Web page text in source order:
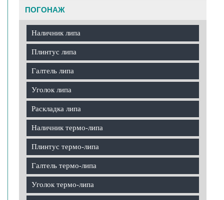
ПОГОНАЖ
Наличник липа
Плинтус липа
Галтель липа
Уголок липа
Раскладка липа
Наличник термо-липа
Плинтус термо-липа
Галтель термо-липа
Уголок термо-липа